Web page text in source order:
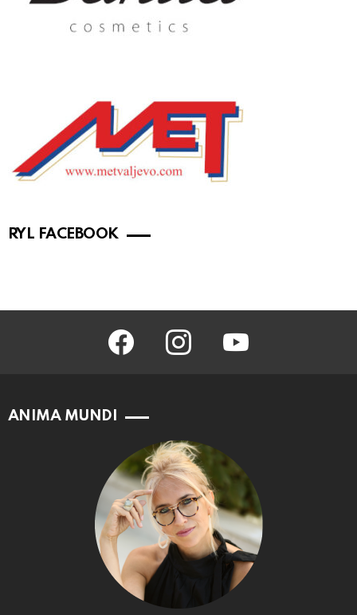
RYL FACEBOOK
facebook instagram youtube
ANIMA MUNDI